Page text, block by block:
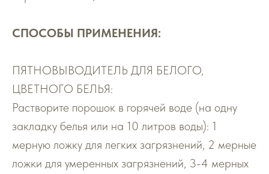
СПОСОБЫ ПРИМЕНЕНИЯ:
ПЯТНОВЫВОДИТЕЛЬ ДЛЯ БЕЛОГО,
ЦВЕТНОГО БЕЛЬЯ:
Растворите порошок в горячей воде (на одну
закладку белья или на 10 литров воды): 1
мерную ложку для легких загрязнений, 2 мерные
ложки для умеренных загрязнений, 3-4 мерных